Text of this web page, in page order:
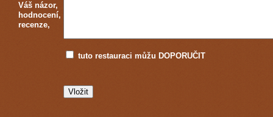
Váš názor,
hodnocení,
recenze,
tuto restauraci můžu DOPORUČIT